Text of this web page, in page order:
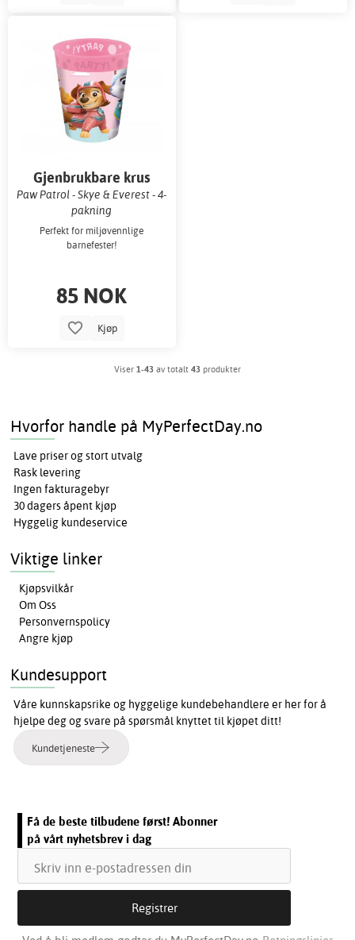
Gjenbrukbare krus
Paw Patrol - Skye & Everest - 4-
pakning
Perfekt for miljøvennlige
barnefester!
85 NOK
Kjøp
Viser 1-43 av totalt 43 produkter
Hvorfor handle på MyPerfectDay.no
Lave priser og stort utvalg
Rask levering
Ingen fakturagebyr
30 dagers åpent kjøp
Hyggelig kundeservice
Viktige linker
Kjøpsvilkår
Om Oss
Personvernspolicy
Angre kjøp
Kundesupport
Våre kunnskapsrike og hyggelige kundebehandlere er her for å
hjelpe deg og svare på spørsmål knyttet til kjøpet ditt!
Kundetjeneste
Få de beste tilbudene først! Abonner
på vårt nyhetsbrev i dag